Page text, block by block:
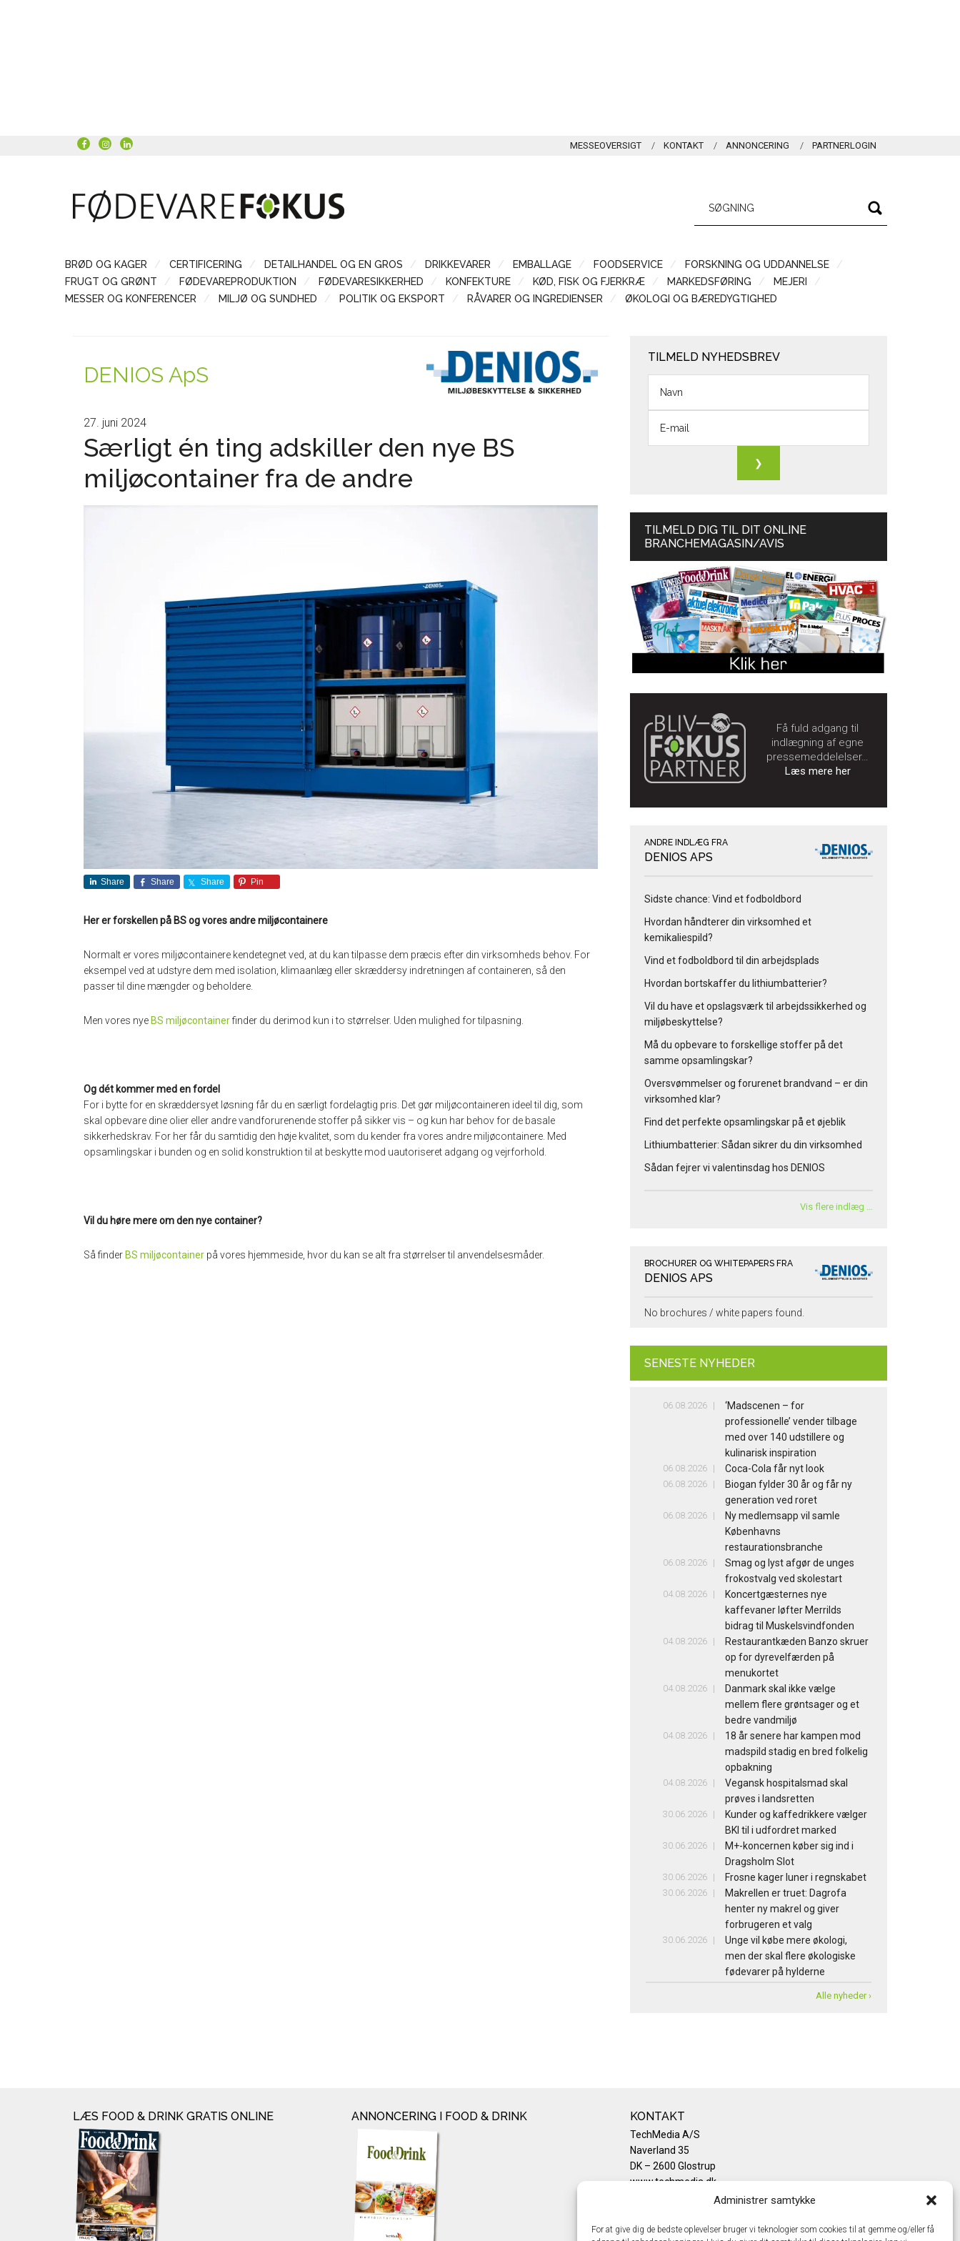
Administrer samtykke
For at give dig de bedste oplevelser bruger vi teknologier som cookies til at gemme og/eller få
MESSEOVERSIGT KONTAKT ANNONCERING PARTNERLOGIN
BRØD OG KAGER CERTIFICERING DETAILHANDEL OG EN GROS DRIKKEVARER EMBALLAGE FOODSERVICE
FORSKNING OG UDDANNELSE
FRUGT OG GRØNT
FØDEVAREPRODUKTION FØDEVARESIKKERHED KONFEKTURE KØD, FISK OG FJERKRÆ MARKEDSFØRING
MEJERI
MESSER OG KONFERENCER
MILJØ OG SUNDHED POLITIK OG EKSPORT RÅVARER OG INGREDIENSER ØKOLOGI OG BÆREDYGTIGHED
DENIOS ApS
27. juni 2024
Særligt én ting adskiller den nye BS
miljøcontainer fra de andre
Share Share Share Pin
Her er forskellen på BS og vores andre miljøcontainere
Normalt er vores miljøcontainere kendetegnet ved, at du kan tilpasse dem præcis efter din virksomheds behov. For
eksempel ved at udstyre dem med isolation, klimaanlæg eller skræddersy indretningen af containeren, så den
passer til dine mængder og beholdere.
Men vores nye BS miljøcontainerfinder du derimod kun i to størrelser. Uden mulighed for tilpasning.
Og dét kommer med en fordel
For i bytte for en skræddersyet løsning får du en særligt fordelagtig pris. Det gør miljøcontaineren ideel til dig, som
skal opbevare dine olier eller andre vandforurenende stoffer på sikker vis – og kun har behov for de basale
sikkerhedskrav. For her får du samtidig den høje kvalitet, som du kender fra vores andre miljøcontainere. Med
opsamlingskar i bunden og en solid konstruktion til at beskytte mod uautoriseret adgang og vejrforhold.
Vil du høre mere om den nye container?
Så finder BS miljøcontainer på vores hjemmeside, hvor du kan se alt fra størrelser til anvendelsesmåder.
TILMELD NYHEDSBREV
TILMELD DIG TIL DIT ONLINE
BRANCHEMAGASIN/AVIS
Få fuld adgang til
indlægning af egne
pressemeddelelser…
Læs mere her
ANDRE INDLÆG FRA
DENIOS APS
Sidste chance: Vind et fodboldbord
Hvordan håndterer din virksomhed et
kemikaliespild?
Vind et fodboldbord til din arbejdsplads
Hvordan bortskaffer du lithiumbatterier?
Vil du have et opslagsværk til arbejdssikkerhed og
miljøbeskyttelse?
Må du opbevare to forskellige stoffer på det
samme opsamlingskar?
Oversvømmelser og forurenet brandvand – er din
virksomhed klar?
Find det perfekte opsamlingskar på et øjeblik
Lithiumbatterier: Sådan sikrer du din virksomhed
Sådan fejrer vi valentinsdag hos DENIOS
Vis flere indlæg …
BROCHURER OG WHITEPAPERS FRA
DENIOS APS
No brochures / white papers found.
SENESTE NYHEDER
06.08.2026
‘Madscenen – for
professionelle’ vender tilbage
med over 140 udstillere og
kulinarisk inspiration
06.08.2026 Coca-Cola får nyt look
06.08.2026
Biogan fylder 30 år og får ny
generation ved roret
06.08.2026
Ny medlemsapp vil samle
Københavns
restaurationsbranche
06.08.2026
Smag og lyst afgør de unges
frokostvalg ved skolestart
04.08.2026
Koncertgæsternes nye
kaffevaner løfter Merrilds
bidrag til Muskelsvindfonden
04.08.2026
Restaurantkæden Banzo skruer
op for dyrevelfærden på
menukortet
04.08.2026
Danmark skal ikke vælge
mellem flere grøntsager og et
bedre vandmiljø
04.08.2026
18 år senere har kampen mod
madspild stadig en bred folkelig
opbakning
04.08.2026
Vegansk hospitalsmad skal
prøves i landsretten
30.06.2026
Kunder og kaffedrikkere vælger
BKI til i udfordret marked
30.06.2026
M+-koncernen køber sig ind i
Dragsholm Slot
30.06.2026 Frosne kager luner i regnskabet
30.06.2026
Makrellen er truet: Dagrofa
henter ny makrel og giver
forbrugeren et valg
30.06.2026
Unge vil købe mere økologi,
men der skal flere økologiske
fødevarer på hylderne
Alle nyheder ›
LÆS FOOD & DRINK GRATIS ONLINE ANNONCERING I FOOD & DRINK KONTAKT
TechMedia A/S
Naverland 35
DK – 2600 Glostrup
www.techmedia.dk
Telefon: +45 43 24 26 28
Privatlivspolitik